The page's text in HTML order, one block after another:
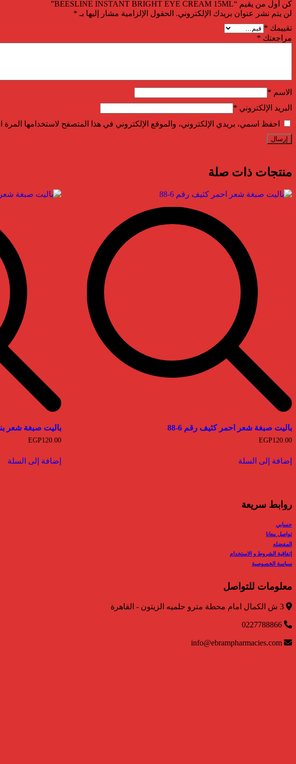
كن أول من يقيم “BEESLINE INSTANT BRIGHT EYE CREAM 15ML”
لن يتم نشر عنوان بريدك الإلكتروني. الحقول الإلزامية مشار إليها بـ *
تقييمك *
مراجعتك *
الاسم *
البريد الإلكتروني *
احفظ اسمي، بريدي الإلكتروني، والموقع الإلكتروني في هذا المتصفح لاستخدامها المرة
منتجات ذات صلة
باليت صبغة شعر احمر كثيف رقم 6-88
EGP120.00
إضافة إلى السلة
باليت صبغة شعر
EGP120.00
إضافة إلى السلة
روابط سريعة
حسابي
تواصل معانا
المفضله
إتفاقية الشروط و الاستخدام
سياسة الخصوصية
معلومات للتواصل